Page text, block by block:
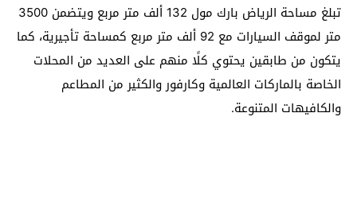
تبلغ مساحة الرياض بارك مول 132 ألف متر مربع ويتضمن 3500
متر لموقف السيارات مع 92 ألف متر مربع كمساحة تأجيرية، كما
يتكون من طابقين يحتوي كلًا منهم على العديد من المحلات
الخاصة بالماركات العالمية وكارفور والكثير من المطاعم
والكافيهات المتنوعة.